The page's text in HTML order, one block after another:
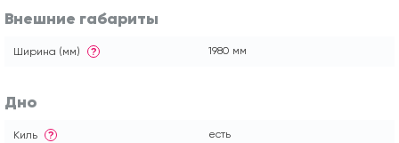
Внешние габариты
Ширина (мм) ? 1980 мм
Дно
Киль ? есть